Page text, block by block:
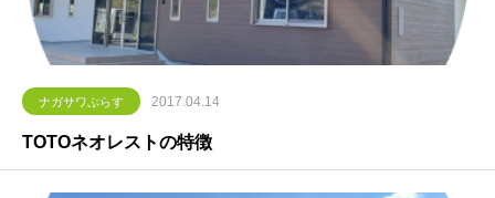
ナガサワぷらす 2017.04.14
TOTOネオレストの特徴